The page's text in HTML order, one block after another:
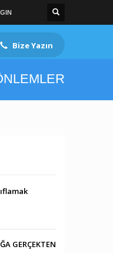
Bize Yazın
GERÇEKTEN